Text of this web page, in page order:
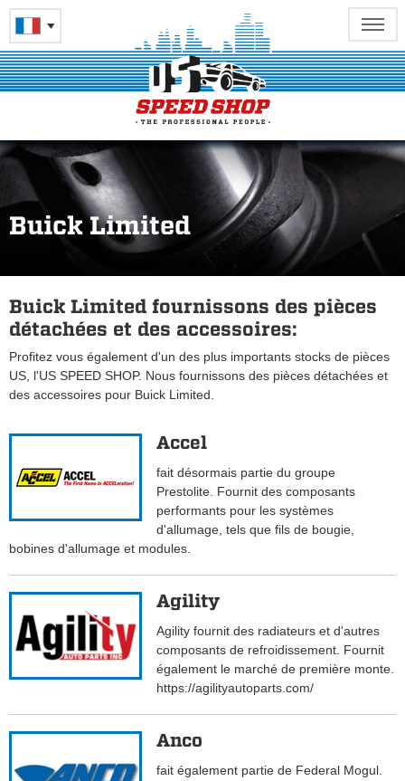
Buick Limited
Buick Limited fournissons des pièces
détachées et des accessoires:
Profitez vous également d'un des plus importants stocks de pièces
US, l'US SPEED SHOP. Nous fournissons des pièces détachées et
des accessoires pour Buick Limited.
Accel
fait désormais partie du groupe
Prestolite. Fournit des composants
performants pour les systèmes
d'allumage, tels que fils de bougie,
bobines d'allumage et modules.
Agility
Agility fournit des radiateurs et d'autres
composants de refroidissement. Fournit
également le marché de première monte.
https://agilityautoparts.com/
Anco
fait également partie de Federal Mogul.